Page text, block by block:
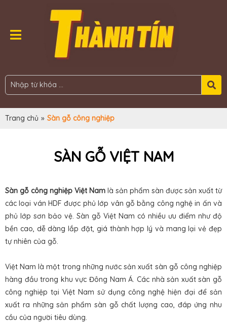
Trang chủ » Sàn gỗ công nghiệp
SÀN GỖ VIỆT NAM
Sàn gỗ công nghiệp Việt Nam là sản phẩm sàn được sản xuất từ
các loại ván HDF được phủ lớp vân gỗ bằng công nghệ in ấn và
phủ lớp sơn bảo vệ. Sàn gỗ Việt Nam có nhiều ưu điểm như độ
bền cao, dễ dàng lắp đặt, giá thành hợp lý và mang lại vẻ đẹp
tự nhiên của gỗ.
Việt Nam là một trong những nước sản xuất sàn gỗ công nghiệp
hàng đầu trong khu vực Đông Nam Á. Các nhà sản xuất sàn gỗ
công nghiệp tại Việt Nam sử dụng công nghệ hiện đại để sản
xuất ra những sản phẩm sàn gỗ chất lượng cao, đáp ứng nhu
cầu của người tiêu dùng.